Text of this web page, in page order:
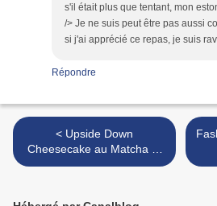
s'il était plus que tentant, mon
/> Je ne suis peut être pas aussi
si j'ai apprécié ce repas, je suis
Répondre
< Upside Down
Cheesecake au Matcha et
aux Groseilles